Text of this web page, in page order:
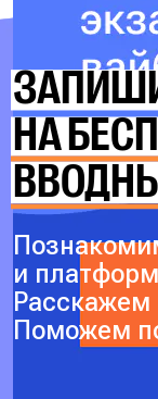
НА
и
Расскажем
Поможем